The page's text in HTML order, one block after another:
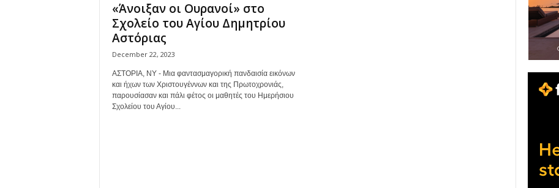
«Άνοιξαν οι Ουρανοί» στο
Σχολείο του Αγίου Δημητρίου
Αστόριας
December 22, 2023
ΑΣΤΟΡΙΑ, ΝΥ - Μια φαντασμαγορική πανδαισία εικόνων
και ήχων των Χριστουγέννων και της Πρωτοχρονιάς,
παρουσίασαν και πάλι φέτος οι μαθητές του Ημερήσιου
Σχολείου του Αγίου...